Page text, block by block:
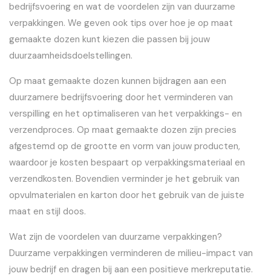
bedrijfsvoering en wat de voordelen zijn van duurzame
verpakkingen. We geven ook tips over hoe je op maat
gemaakte dozen kunt kiezen die passen bij jouw
duurzaamheidsdoelstellingen.
Op maat gemaakte dozen kunnen bijdragen aan een
duurzamere bedrijfsvoering door het verminderen van
verspilling en het optimaliseren van het verpakkings- en
verzendproces. Op maat gemaakte dozen zijn precies
afgestemd op de grootte en vorm van jouw producten,
waardoor je kosten bespaart op verpakkingsmateriaal en
verzendkosten. Bovendien verminder je het gebruik van
opvulmaterialen en karton door het gebruik van de juiste
maat en stijl doos.
Wat zijn de voordelen van duurzame verpakkingen?
Duurzame verpakkingen verminderen de milieu-impact van
jouw bedrijf en dragen bij aan een positieve merkreputatie.